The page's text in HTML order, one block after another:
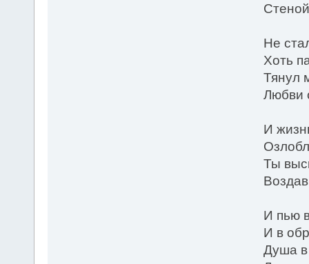
Не
Хоть
Тянул
Любви
И
Ты
И пью
И в
Душа в